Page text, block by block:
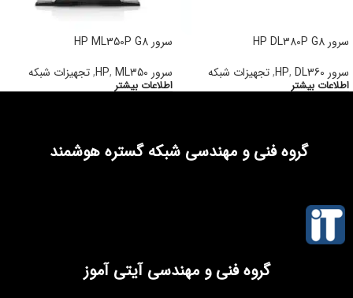
سرور HP DL380P G8
سرور HP
, DL360
,تجهیزات شبکه
اطلاعات بیشتر
سرور HP ML350P G8
سرور HP
, ML350
,تجهیزات شبکه
اطلاعات بیشتر
گروه فنی و مهندسی شبکه گستره هوشمند
گروه فنی و مهندسی آیتی آموز